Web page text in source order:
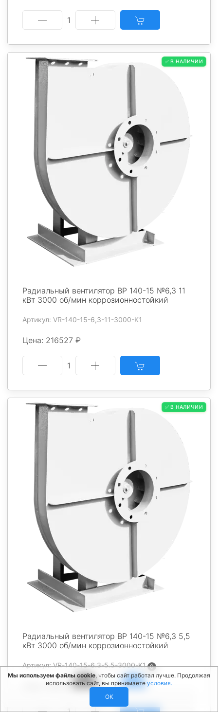
0
1
✅ В НАЛИЧИИ
Радиальный вентилятор ВР 140-15 №6,3 11
кВт 3000 об/мин коррозионностойкий
Артикул: VR-140-15-6,3-11-3000-K1
Цена: 216527 ₽
1
✅ В НАЛИЧИИ
Радиальный вентилятор ВР 140-15 №6,3 5,5
кВт 3000 об/мин коррозионностойкий
Артикул: VR-140-15-6,3-5,5-3000-K1
Цена: 191018 ₽
Мы используем файлы cookie, чтобы сайт работал лучше. Продолжая
использовать сайт, вы принимаете условия.
OK